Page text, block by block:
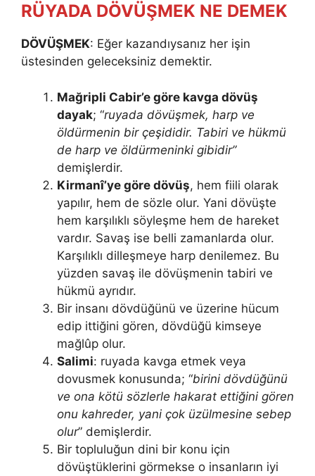
RÜYADA DÖVÜŞMEK NE DEMEK
DÖVÜŞMEK: Eğer kazandıysanız her işin
üstesinden geleceksiniz demektir.
Mağripli Cabir’e göre kavga dövüş
dayak; “ruyada dövüşmek, harp ve
öldürmenin bir çeşi­didir. Tabiri ve hükmü
de harp ve öldürmeninki gibidir”
demişlerdir.
Kirmanî’ye göre dövüş, hem fiili olarak
yapılır, hem de sözle olur. Ya­ni dövüşte
hem karşılıklı söyleşme hem de hareket
vardır. Savaş ise bel­li zamanlarda olur.
Karşılıklı dilleşmeye harp denilemez. Bu
yüzden savaş ile dövüşme­nin tabiri ve
hükmü ayrıdır.
Bir insanı dövdüğünü ve üzerine hücum
edip ittiğini gören, dövdüğü kimseye
mağlûp olur.
Salimi: ruyada kavga etmek veya
dovusmek konusunda; “birini dövdüğünü
ve ona kötü sözlerle hakarat ettiğini gören
onu kahreder, yani çok üzülmesine sebep
olur” demişlerdir.
Bir topluluğun dini bir konu için
dövüştüklerini görmekse o insanların iyi